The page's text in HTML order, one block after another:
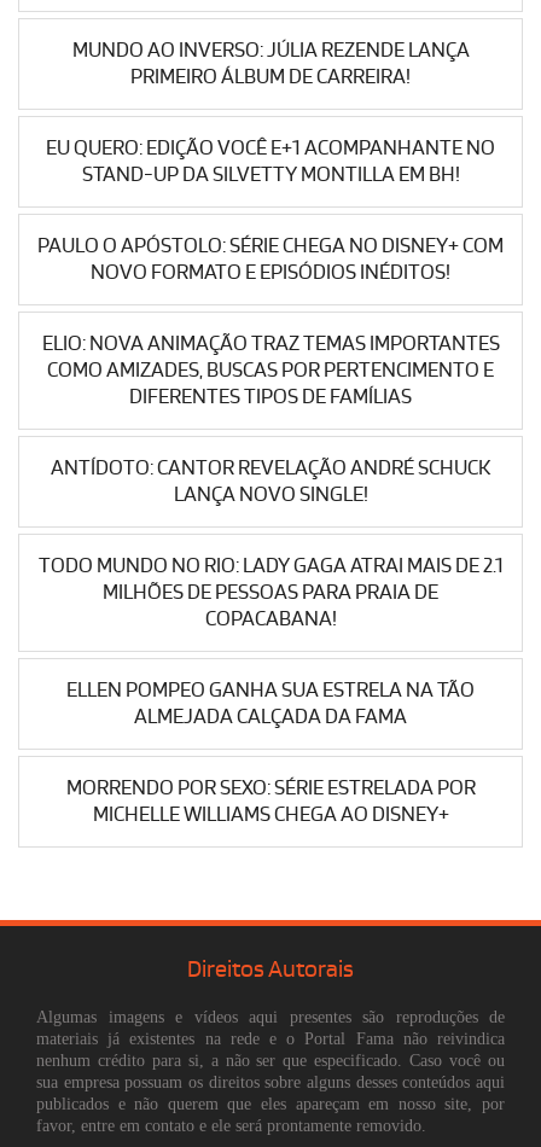
MUNDO AO INVERSO: JÚLIA REZENDE LANÇA
PRIMEIRO ÁLBUM DE CARREIRA!
EU QUERO: EDIÇÃO VOCÊ E+1 ACOMPANHANTE NO
STAND-UP DA SILVETTY MONTILLA EM BH!
PAULO O APÓSTOLO: SÉRIE CHEGA NO DISNEY+ COM
NOVO FORMATO E EPISÓDIOS INÉDITOS!
ELIO: NOVA ANIMAÇÃO TRAZ TEMAS IMPORTANTES
COMO AMIZADES, BUSCAS POR PERTENCIMENTO E
DIFERENTES TIPOS DE FAMÍLIAS
ANTÍDOTO: CANTOR REVELAÇÃO ANDRÉ SCHUCK
LANÇA NOVO SINGLE!
TODO MUNDO NO RIO: LADY GAGA ATRAI MAIS DE 2.1
MILHÕES DE PESSOAS PARA PRAIA DE
COPACABANA!
ELLEN POMPEO GANHA SUA ESTRELA NA TÃO
ALMEJADA CALÇADA DA FAMA
MORRENDO POR SEXO: SÉRIE ESTRELADA POR
MICHELLE WILLIAMS CHEGA AO DISNEY+
Direitos Autorais
Algumas imagens e vídeos aqui presentes são reproduções de
materiais já existentes na rede e o Portal Fama não reivindica
nenhum crédito para si, a não ser que especificado. Caso você ou
sua empresa possuam os direitos sobre alguns desses conteúdos aqui
publicados e não querem que eles apareçam em nosso site, por
favor, entre em contato e ele será prontamente removido.